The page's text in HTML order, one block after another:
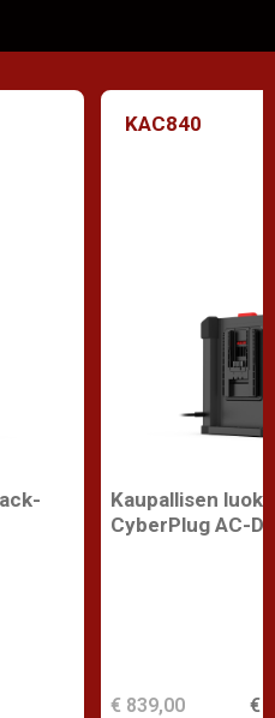
KAC840
Kaupallisen
CyberPlug AC-
€
€ 839,00